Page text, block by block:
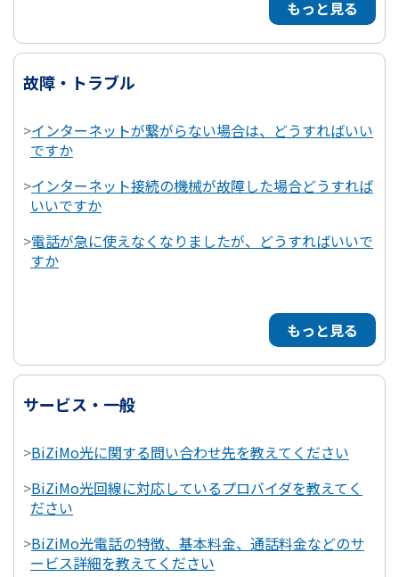
もっと見る
故障・トラブル
>インターネットが繋がらない場合は、どうすればいい
ですか
>インターネット接続の機械が故障した場合どうすれば
いいですか
>電話が急に使えなくなりましたが、どうすればいいで
すか
もっと見る
サービス・一般
>BiZiMo光に関する問い合わせ先を教えてください
>BiZiMo光回線に対応しているプロバイダを教えてく
ださい
>BiZiMo光電話の特徴、基本料金、通話料金などのサ
ービス詳細を教えてください